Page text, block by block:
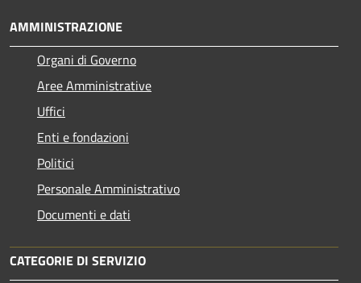
AMMINISTRAZIONE
Organi di Governo
Aree Amministrative
Uffici
Enti e fondazioni
Politici
Personale Amministrativo
Documenti e dati
CATEGORIE DI SERVIZIO